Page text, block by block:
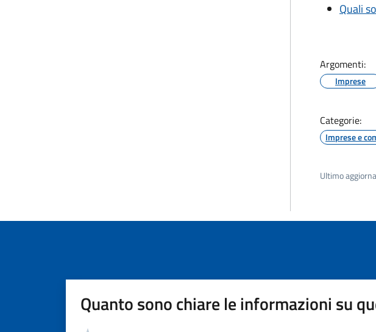
Quali
Argomenti:
Imprese
Categorie:
Imprese e
Ultimo
Quanto sono chiare le informazioni su